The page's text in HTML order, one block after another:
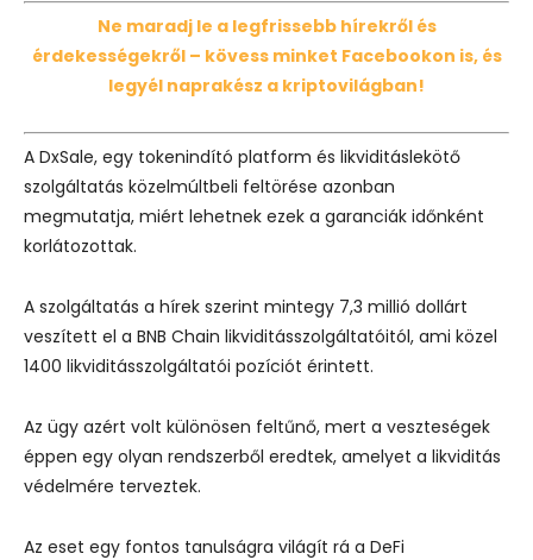
Ne maradj le a legfrissebb hírekről és
érdekességekről – kövess minket Facebookon is, és
legyél naprakész a kriptovilágban!
A DxSale, egy tokenindító platform és likviditáslekötő
szolgáltatás közelmúltbeli feltörése azonban
megmutatja, miért lehetnek ezek a garanciák időnként
korlátozottak.
A szolgáltatás a hírek szerint mintegy 7,3 millió dollárt
veszített el a BNB Chain likviditásszolgáltatóitól, ami közel
1400 likviditásszolgáltatói pozíciót érintett.
Az ügy azért volt különösen feltűnő, mert a veszteségek
éppen egy olyan rendszerből eredtek, amelyet a likviditás
védelmére terveztek.
Az eset egy fontos tanulságra világít rá a DeFi